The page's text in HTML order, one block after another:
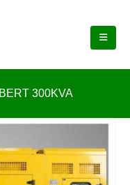
300KVA